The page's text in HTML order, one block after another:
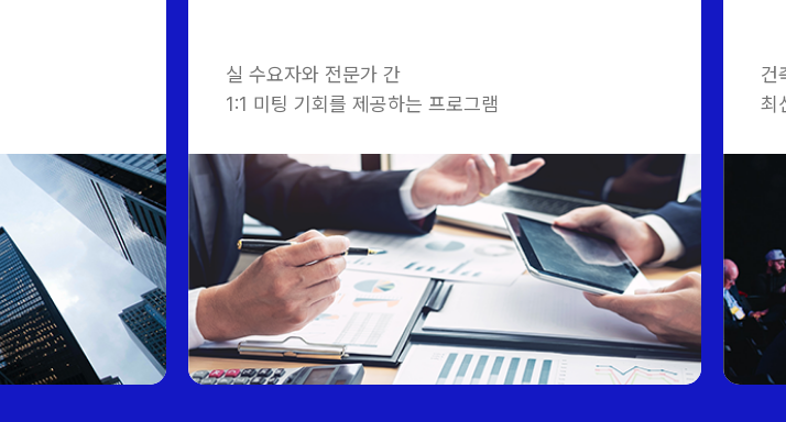
실 수요자와 전문가 간
1:1 미팅 기회를 제공하는 프로그램
건
최